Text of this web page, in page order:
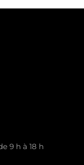
9 h à 18 h